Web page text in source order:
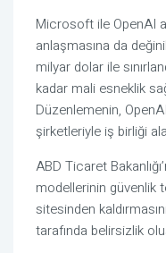
Microsoft ile OpenAI
anlaşmasına da
milyar dolar ile
kadar mali esneklik
Düzenlemenin,
şirketleriyle iş birliği
ABD Ticaret
modellerinin güvenlik
sitesinden
tarafında belirsizlik